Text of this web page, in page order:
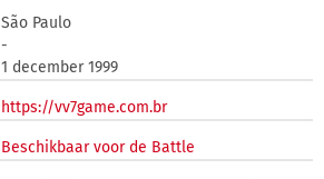
São Paulo
-
1 december 1999
https://vv7game.com.br
Beschikbaar voor de Battle